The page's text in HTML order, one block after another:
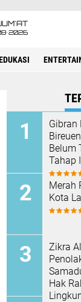
Gibran
Belum
Tahap
Merah
Kota
Zikra
Hak